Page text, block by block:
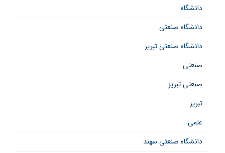
دانشگاه
دانشگاه صنعتی
دانشگاه صنعتی تبریز
صنعتی
صنعتی تبریز
تبریز
علمی
دانشگاه صنعتی سهند